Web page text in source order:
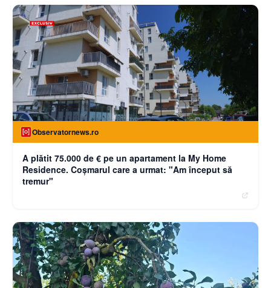
Observatornews.ro
A plătit 75.000 de € pe un apartament la My Home
Residence. Coşmarul care a urmat: "Am început să
tremur"